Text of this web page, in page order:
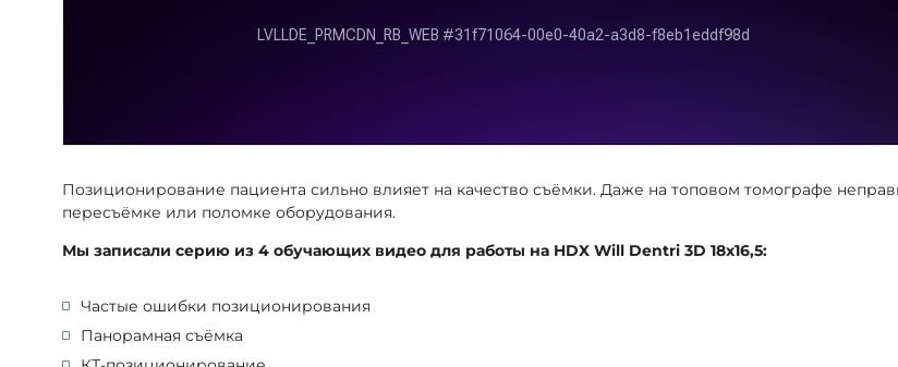
Позиционирование пациента сильно влияет на качество съёмки. Даже на топовом томографе
пересъёмке или поломке оборудования.
Мы записали серию из 4 обучающих видео для работы на HDX Will Dentri 3D 18x16,5:
Частые ошибки позиционирования
Панорамная съёмка